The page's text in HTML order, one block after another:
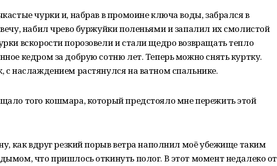
чурки и, набрав в промоине ключа воды, забрался в
набил чрево буржуйки поленьями и запалил их смолистой
вскорости порозовели и стали щедро возвращать тепло
кедром за добрую сотню лет. Теперь можно снять куртку.
с наслаждением растянулся на ватном спальнике.
того кошмара, который предстояло мне пережить этой
как вдруг резкий порыв ветра наполнил моё убежище таким
что пришлось откинуть полог. В этот момент недалеко от